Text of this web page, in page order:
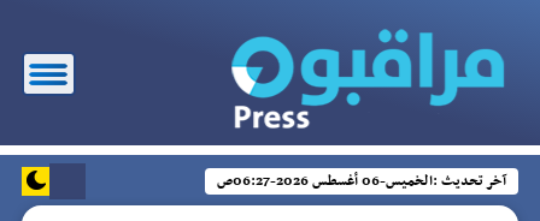
آخر تحديث :الخميس-06 أغسطس 2026-06:27ص